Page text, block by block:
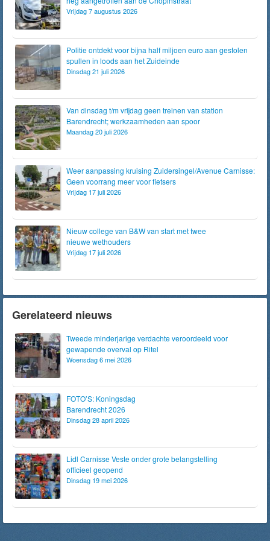
Vrijdag 7 augustus 2026
Politie ontdekt voor bijna half miljoen euro aan gestolen
spullen in loods aan het Zuideinde
Dinsdag 21 juli 2026
Van dinsdag t/m vrijdag geen treinen van station
Barendrecht; werkzaamheden aan spoor
Maandag 20 juli 2026
Weer aanpassing kruising Zuidersingel/Avenue Carnisse:
Geen voorrang meer voor fietsers
Vrijdag 17 juli 2026
Nieuw college van B&W van start met twee
nieuwe wethouders
Vrijdag 17 juli 2026
Gerelateerd nieuws
Tweede minderjarige verdachte veroordeeld voor
gewapende overval op Ritel
Woensdag 6 mei 2026
FOTO’S: Koningsdag
Barendrecht 2026
Dinsdag 28 april 2026
Lidl Carnisse Veste onder grote belangstelling
officieel geopend
Dinsdag 19 mei 2026